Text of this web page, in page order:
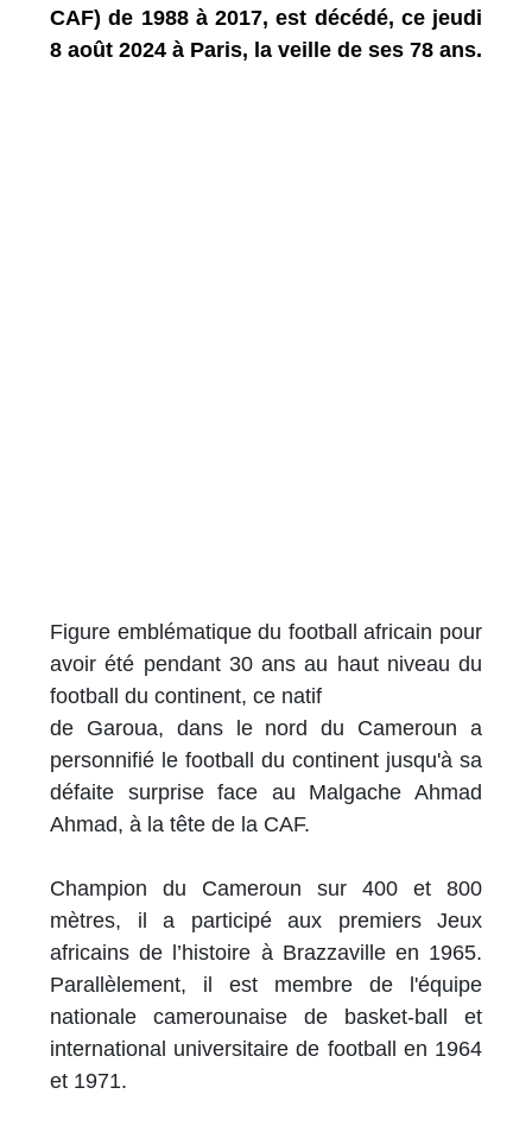
CAF) de 1988 à 2017, est décédé, ce jeudi
8 août 2024 à Paris, la veille de ses 78 ans.
Figure emblématique du football africain pour
avoir été pendant 30 ans au haut niveau du
football du continent, ce natif
de Garoua, dans le nord du Cameroun a
personnifié le football du continent jusqu'à sa
défaite surprise face au Malgache Ahmad
Ahmad, à la tête de la CAF.
Champion du Cameroun sur 400 et 800
mètres, il a participé aux premiers Jeux
africains de l’histoire à Brazzaville en 1965.
Parallèlement, il est membre de l'équipe
nationale camerounaise de basket-ball et
international universitaire de football en 1964
et 1971.